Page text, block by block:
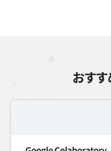
おすす